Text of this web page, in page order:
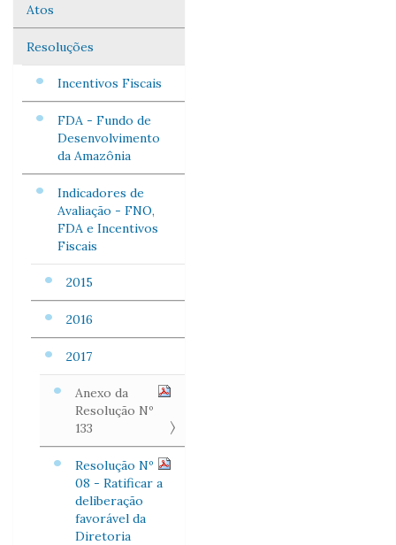
Navegação
Atos
Resoluções
Incentivos Fiscais
FDA - Fundo de
Desenvolvimento
da Amazônia
Indicadores de
Avaliação - FNO,
FDA e Incentivos
Fiscais
2015
2016
2017
Anexo da
Resolução Nº
133
Resolução Nº
08 - Ratificar a
deliberação
favorável da
Diretoria